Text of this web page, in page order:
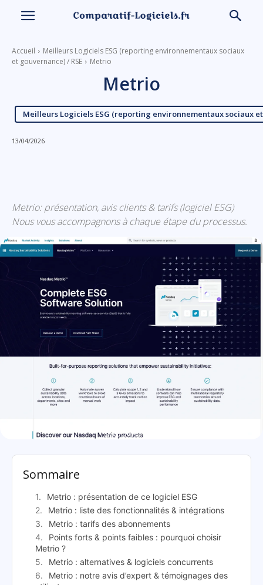
Accueil
Meilleurs Logiciels ESG (reporting environnementaux sociaux
et gouvernance) / RSE
Metrio
Metrio
Meilleurs Logiciels ESG (reporting environnementaux sociaux
13/04/2026
Metrio: présentation, avis clients & tarifs (logiciel ESG)
Nous vous accompagnons à chaque étape du processus.
Metrio: présentation
Sommaire
Metrio : présentation de ce logiciel ESG
Metrio : liste des fonctionnalités & intégrations
Metrio : tarifs des abonnements
Points forts & points faibles : pourquoi choisir
Metrio ?
Metrio : alternatives & logiciels concurrents
Metrio : notre avis d’expert & témoignages des